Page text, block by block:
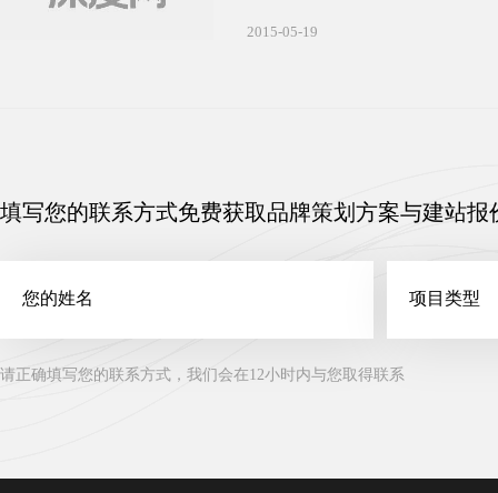
2015-05-19
填写您的联系方式免费获取品牌策划方案与建站报
请正确填写您的联系方式，我们会在12小时内与您取得联系